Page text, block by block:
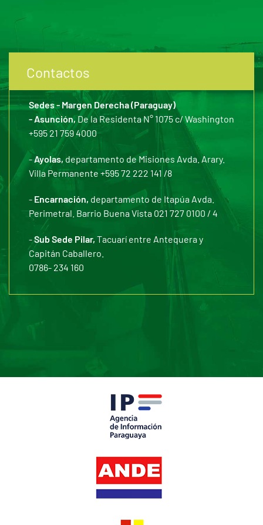
Contactos
Sedes - Margen Derecha (Paraguay)
- Asunción,De la Residenta N° 1075 c/ Washington
+595 21 759 4000
-Ayolas, departamento de Misiones Avda. Arary.
Villa Permanente +595 72 222 141 /8
- Encarnación, departamento de Itapúa Avda.
Perimetral. Barrio Buena Vista 021 727 0100 / 4
-Sub Sede Pilar, Tacuarí entre Antequera y
Capitán Caballero.
0786- 234 160